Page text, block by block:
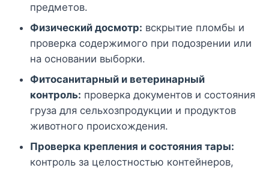
предметов.
Физический досмотр: вскрытие пломбы и
проверка содержимого при подозрении или
на основании выборки.
Фитосанитарный и ветеринарный
контроль: проверка документов и состояния
груза для сельхозпродукции и продуктов
животного происхождения.
Проверка крепления и состояния тары:
контроль за целостностью контейнеров,